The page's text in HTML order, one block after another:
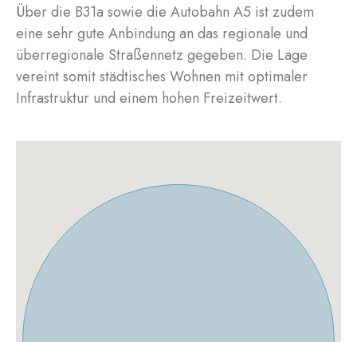
Über die B31a sowie die Autobahn A5 ist zudem
eine sehr gute Anbindung an das regionale und
überregionale Straßennetz gegeben. Die Lage
vereint somit städtisches Wohnen mit optimaler
Infrastruktur und einem hohen Freizeitwert.